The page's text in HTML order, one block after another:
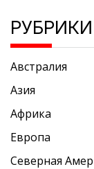
РУБРИКИ
Австралия
Азия
Африка
Европа
Северная